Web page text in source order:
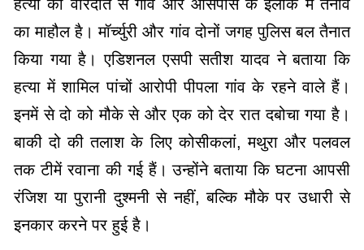
हत्या की वारदात से गांव और आसपास के इलाके में तनाव
का माहौल है। मॉर्च्युरी और गांव दोनों जगह पुलिस बल तैनात
किया गया है। एडिशनल एसपी सतीश यादव ने बताया कि
हत्या में शामिल पांचों आरोपी पीपला गांव के रहने वाले हैं।
इनमें से दो को मौके से और एक को देर रात दबोचा गया है।
बाकी दो की तलाश के लिए कोसीकलां, मथुरा और पलवल
तक टीमें रवाना की गई हैं। उन्होंने बताया कि घटना आपसी
रंजिश या पुरानी दुश्मनी से नहीं, बल्कि मौके पर उधारी से
इनकार करने पर हुई है।